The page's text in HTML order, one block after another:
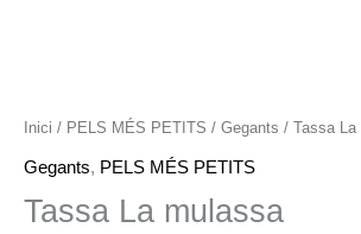
Inici / PELS MÉS PETITS / Gegants / Tassa La
Gegants, PELS MÉS PETITS
Tassa La mulassa